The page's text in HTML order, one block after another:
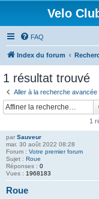
Velo
FAQ
Index du forum
1 résultat trouvé
Aller à la recherche avancée
1
par Sauveur
mar. 30 août 2022 08:28
Forum : Votre premier forum
Sujet : Roue
Réponses : 0
Vues : 1968183
Roue